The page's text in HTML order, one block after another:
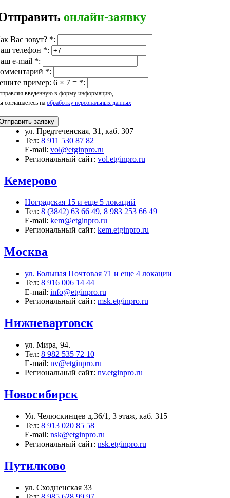
онлайн-заявку
Вас зовут? *:
телефон *:
e-mail *:
*:
пример: 6 × 7 = *:
введенную в форму информацию,
соглашаетесь на обработку персональных данных
заявку
ул. Предтеченская, 31, каб. 307
Тел: 8 911 530 87 82
E-mail: vol@etginpro.ru
Региональный сайт: vol.etginpro.ru
Кемерово
Ноградская 15 и еще 5 локаций
Тел: 8 (3842) 63 66 49, 8 983 253 66 49
E-mail: kem@etginpro.ru
Региональный сайт: kem.etginpro.ru
Москва
ул. Большая Почтовая 71 и еще 4 локации
Тел: 8 916 006 14 44
E-mail: info@etginpro.ru
Региональный сайт: msk.etginpro.ru
Нижневартовск
ул. Мира, 94.
Тел: 8 982 535 72 10
E-mail: nv@etginpro.ru
Региональный сайт: nv.etginpro.ru
Новосибирск
Ул. Челюскинцев д.36/1, 3 этаж, каб. 315
Тел: 8 913 020 85 58
E-mail: nsk@etginpro.ru
Региональный сайт: nsk.etginpro.ru
Путилково
ул. Сходненская 33